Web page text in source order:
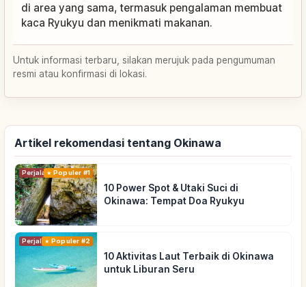
di area yang sama, termasuk pengalaman membuat
kaca Ryukyu dan menikmati makanan.
Untuk informasi terbaru, silakan merujuk pada pengumuman
resmi atau konfirmasi di lokasi.
Artikel rekomendasi tentang Okinawa
PerjalananPopuler #1
10 Power Spot & Utaki Suci di
Okinawa: Tempat Doa Ryukyu
PerjalananPopuler #2
10 Aktivitas Laut Terbaik di Okinawa
untuk Liburan Seru